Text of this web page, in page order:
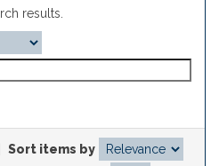
results.
Sort items by